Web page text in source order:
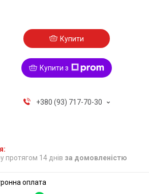
Купити
Купити з
+380 (93) 717-70-30
протягом 14 днів за домовленістю